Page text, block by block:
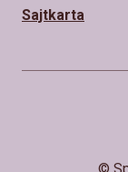
Sajtkarta